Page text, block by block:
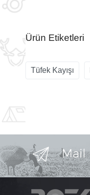
Ürün Etiketleri
Tüfek Kayışı